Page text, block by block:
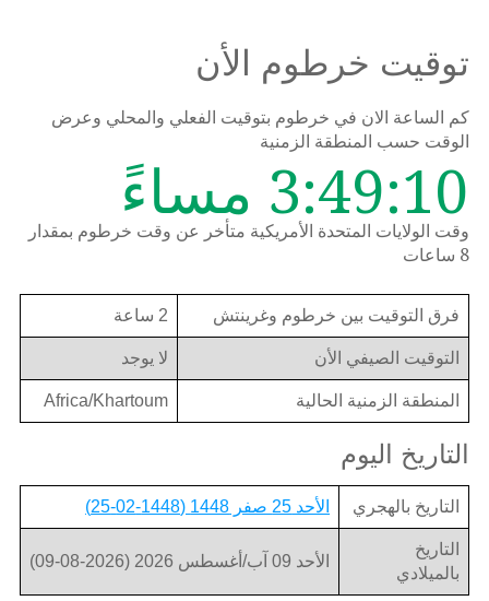
توقيت خرطوم الأن
كم الساعة الان في خرطوم بتوقيت الفعلي والمحلي وعرض
الوقت حسب المنطقة الزمنية
3:49:10 مساءً
وقت الولايات المتحدة الأمريكية متأخر عن وقت خرطوم بمقدار
8 ساعات
فرق التوقيت بين خرطوم وغرينتش 2 ساعة
التوقيت الصيفي الأن لا يوجد
المنطقة الزمنية الحالية Africa/Khartoum
التاريخ اليوم
التاريخ بالهجري الأحد 25 صفر 1448 (1448-02-25)
التاريخ
بالميلادي
الأحد 09 آب/أغسطس 2026 (2026-08-09)